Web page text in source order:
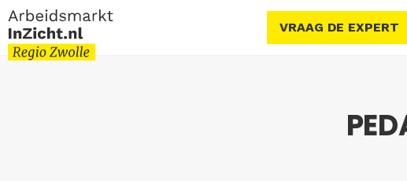
VRAAG DE EXPERT